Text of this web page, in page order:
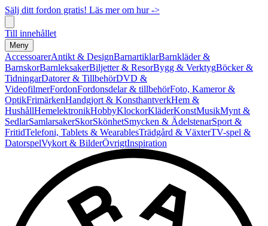
Sälj ditt fordon gratis! Läs mer om hur ->
Till innehållet
Meny
AccessoarerAntikt & DesignBarnartiklarBarnkläder &
BarnskorBarnleksakerBiljetter & ResorBygg & VerktygBöcker &
TidningarDatorer & TillbehörDVD &
VideofilmerFordonFordonsdelar & tillbehörFoto, Kameror &
OptikFrimärkenHandgjort & KonsthantverkHem &
HushållHemelektronikHobbyKlockorKläderKonstMusikMynt &
SedlarSamlarsakerSkorSkönhetSmycken & ÄdelstenarSport &
FritidTelefoni, Tablets & WearablesTrädgård & VäxterTV-spel &
DatorspelVykort & BilderÖvrigtInspiration